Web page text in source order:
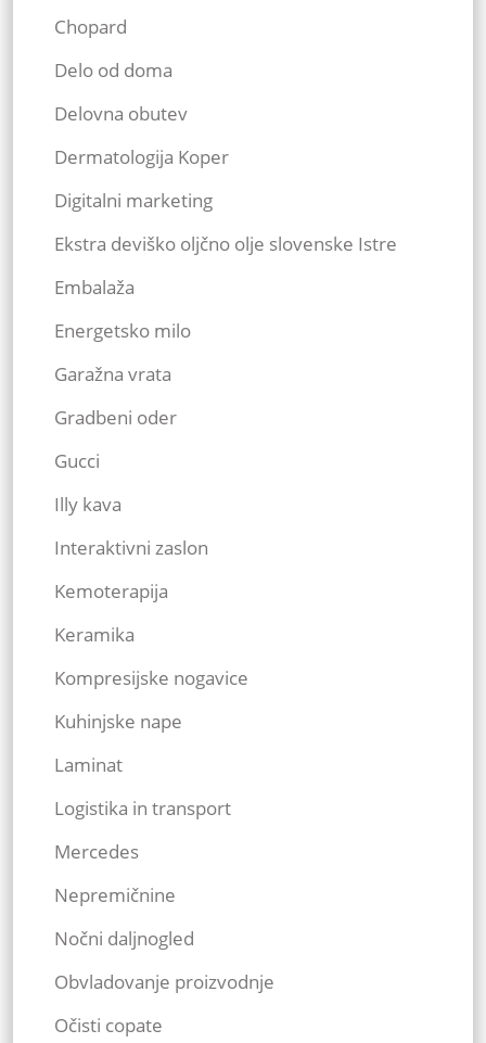
Chopard
Delo od doma
Delovna obutev
Dermatologija Koper
Digitalni marketing
Ekstra deviško oljčno olje slovenske Istre
Embalaža
Energetsko milo
Garažna vrata
Gradbeni oder
Gucci
Illy kava
Interaktivni zaslon
Kemoterapija
Keramika
Kompresijske nogavice
Kuhinjske nape
Laminat
Logistika in transport
Mercedes
Nepremičnine
Nočni daljnogled
Obvladovanje proizvodnje
Očisti copate